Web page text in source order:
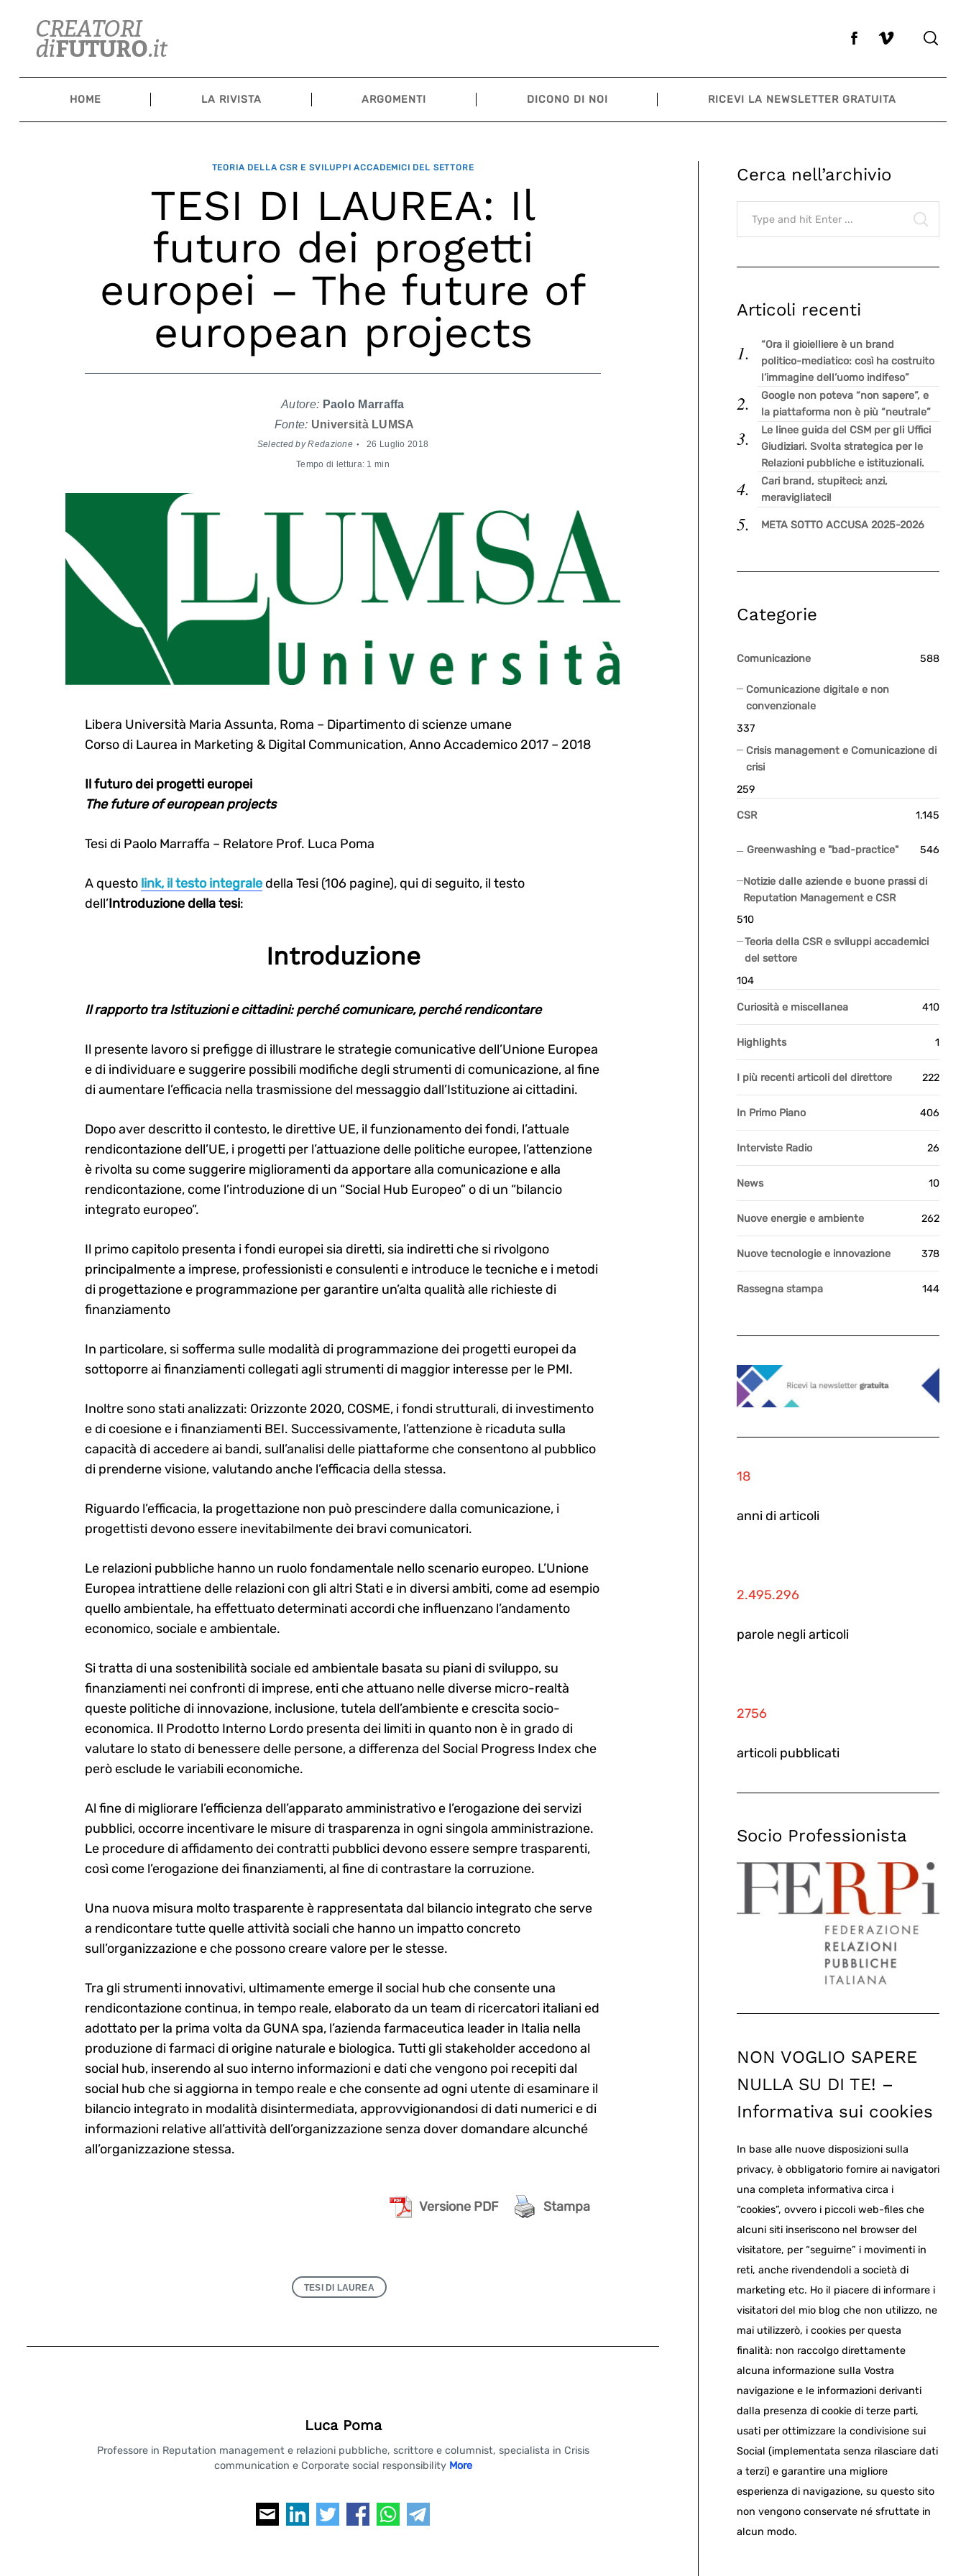
content
HOME LA RIVISTA ARGOMENTI DICONO DI NOI RICEVI LA NEWSLETTER GRATUITA
TEORIA DELLA CSR E SVILUPPI ACCADEMICI DEL SETTORE
TESI DI LAUREA: Il
futuro dei progetti
europei – The future of
european projects
Autore: Paolo Marraffa
Fonte: Università LUMSA
Selected by Redazione 26 Luglio 2018
Tempo di lettura: 1 min
Libera Università Maria Assunta, Roma – Dipartimento di scienze umane
Corso di Laurea in Marketing & Digital Communication, Anno Accademico 2017 – 2018
Il futuro dei progetti europei
The future of european projects
Tesi di Paolo Marraffa – Relatore Prof. Luca Poma
A questo link, il testo integraledella Tesi (106 pagine), qui di seguito, il testo
dell’Introduzione della tesi:
Introduzione
Il rapporto tra Istituzioni e cittadini: perché comunicare, perché rendicontare
Il presente lavoro si prefigge di illustrare le strategie comunicative dell’Unione Europea
e di individuare e suggerire possibili modifiche degli strumenti di comunicazione, al fine
di aumentare l’efficacia nella trasmissione del messaggio dall’Istituzione ai cittadini.
Dopo aver descritto il contesto, le direttive UE, il funzionamento dei fondi, l’attuale
rendicontazione dell’UE, i progetti per l’attuazione delle politiche europee, l’attenzione
è rivolta su come suggerire miglioramenti da apportare alla comunicazione e alla
rendicontazione, come l’introduzione di un “Social Hub Europeo” o di un “bilancio
integrato europeo”.
Il primo capitolo presenta i fondi europei sia diretti, sia indiretti che si rivolgono
principalmente a imprese, professionisti e consulenti e introduce le tecniche e i metodi
di progettazione e programmazione per garantire un’alta qualità alle richieste di
finanziamento
In particolare, si sofferma sulle modalità di programmazione dei progetti europei da
sottoporre ai finanziamenti collegati agli strumenti di maggior interesse per le PMI.
Inoltre sono stati analizzati: Orizzonte 2020, COSME, i fondi strutturali, di investimento
e di coesione e i finanziamenti BEI. Successivamente, l’attenzione è ricaduta sulla
capacità di accedere ai bandi, sull’analisi delle piattaforme che consentono al pubblico
di prenderne visione, valutando anche l’efficacia della stessa.
Riguardo l’efficacia, la progettazione non può prescindere dalla comunicazione, i
progettisti devono essere inevitabilmente dei bravi comunicatori.
Le relazioni pubbliche hanno un ruolo fondamentale nello scenario europeo. L’Unione
Europea intrattiene delle relazioni con gli altri Stati e in diversi ambiti, come ad esempio
quello ambientale, ha effettuato determinati accordi che influenzano l’andamento
economico, sociale e ambientale.
Si tratta di una sostenibilità sociale ed ambientale basata su piani di sviluppo, su
finanziamenti nei confronti di imprese, enti che attuano nelle diverse micro-realtà
queste politiche di innovazione, inclusione, tutela dell’ambiente e crescita socio-
economica. Il Prodotto Interno Lordo presenta dei limiti in quanto non è in grado di
valutare lo stato di benessere delle persone, a differenza del Social Progress Index che
però esclude le variabili economiche.
Al fine di migliorare l’efficienza dell’apparato amministrativo e l’erogazione dei servizi
pubblici, occorre incentivare le misure di trasparenza in ogni singola amministrazione.
Le procedure di affidamento dei contratti pubblici devono essere sempre trasparenti,
così come l’erogazione dei finanziamenti, al fine di contrastare la corruzione.
Una nuova misura molto trasparente è rappresentata dal bilancio integrato che serve
a rendicontare tutte quelle attività sociali che hanno un impatto concreto
sull’organizzazione e che possono creare valore per le stesse.
Tra gli strumenti innovativi, ultimamente emerge il social hub che consente una
rendicontazione continua, in tempo reale, elaborato da un team di ricercatori italiani ed
adottato per la prima volta da GUNA spa, l’azienda farmaceutica leader in Italia nella
produzione di farmaci di origine naturale e biologica. Tutti gli stakeholder accedono al
social hub, inserendo al suo interno informazioni e dati che vengono poi recepiti dal
social hub che si aggiorna in tempo reale e che consente ad ogni utente di esaminare il
bilancio integrato in modalità disintermediata, approvvigionandosi di dati numerici e di
informazioni relative all’attività dell’organizzazione senza dover domandare alcunché
all’organizzazione stessa.
Versione PDF Stampa
TESI DI LAUREA
Luca Poma
Professore in Reputation management e relazioni pubbliche, scrittore e columnist, specialista in Crisis
communication e Corporate social responsibility More
Cerca nell’archivio
Search
for:
Articoli recenti
“Ora il gioielliere è un brand
politico-mediatico: così ha costruito
l’immagine dell’uomo indifeso”
Google non poteva “non sapere”, e
la piattaforma non è più “neutrale”
Le linee guida del CSM per gli Uffici
Giudiziari. Svolta strategica per le
Relazioni pubbliche e istituzionali.
Cari brand, stupiteci; anzi,
meravigliateci!
META SOTTO ACCUSA 2025-2026
Categorie
Comunicazione 588
Comunicazione digitale e non
convenzionale
337
Crisis management e Comunicazione di
crisi
259
CSR 1.145
Greenwashing e "bad-practice" 546
Notizie dalle aziende e buone prassi di
Reputation Management e CSR
510
Teoria della CSR e sviluppi accademici
del settore
104
Curiosità e miscellanea 410
Highlights 1
I più recenti articoli del direttore 222
In Primo Piano 406
Interviste Radio 26
News 10
Nuove energie e ambiente 262
Nuove tecnologie e innovazione 378
Rassegna stampa 144
18
anni di articoli
2.495.296
parole negli articoli
2756
articoli pubblicati
Socio Professionista
NON VOGLIO SAPERE
NULLA SU DI TE! –
Informativa sui cookies
In base alle nuove disposizioni sulla
privacy, è obbligatorio fornire ai navigatori
una completa informativa circa i
“cookies”, ovvero i piccoli web-files che
alcuni siti inseriscono nel browser del
visitatore, per “seguirne” i movimenti in
reti, anche rivendendoli a società di
marketing etc. Ho il piacere di informare i
visitatori del mio blog che non utilizzo, ne
mai utilizzerò, i cookies per questa
finalità: non raccolgo direttamente
alcuna informazione sulla Vostra
navigazione e le informazioni derivanti
dalla presenza di cookie di terze parti,
usati per ottimizzare la condivisione sui
Social (implementata senza rilasciare dati
a terzi) e garantire una migliore
esperienza di navigazione, su questo sito
non vengono conservate né sfruttate in
alcun modo.
Search